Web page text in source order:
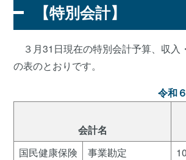
【特別会計】
３月31日現在の特別会計予算、収入
の表のとおりです。
令和
会計名
国民健康保険
事業勘定